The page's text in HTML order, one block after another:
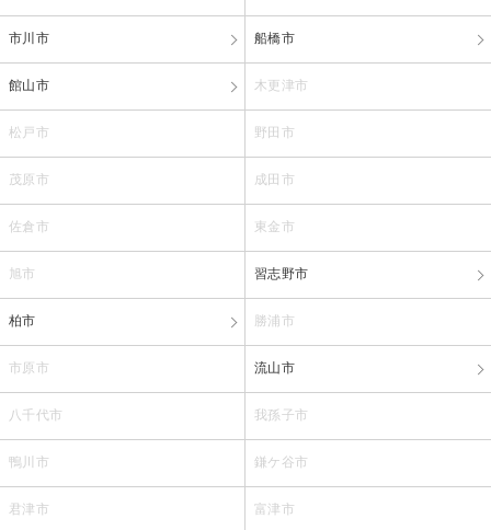
市川市 船橋市
館山市 木更津市
松戸市 野田市
茂原市 成田市
佐倉市 東金市
旭市 習志野市
柏市 勝浦市
市原市 流山市
八千代市 我孫子市
鴨川市 鎌ケ谷市
君津市 富津市